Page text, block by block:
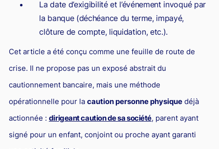
La date d’exigibilité et l’événement invoqué par
la banque (déchéance du terme, impayé,
clôture de compte, liquidation, etc.).
Cet article a été conçu comme une feuille de route de
crise. Il ne propose pas un exposé abstrait du
cautionnement bancaire, mais une méthode
opérationnelle pour la caution personne physiquedéjà
actionnée : dirigeant caution de sa société, parent ayant
signé pour un enfant, conjoint ou proche ayant garanti